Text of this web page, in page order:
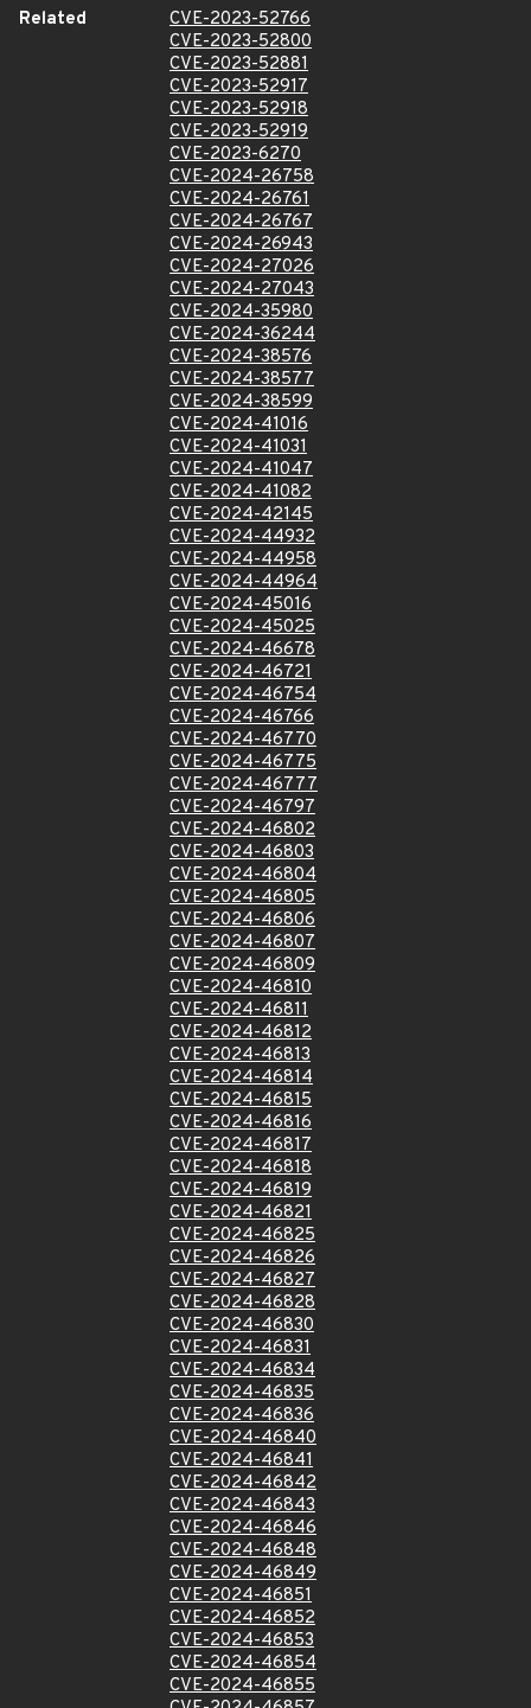
Related
CVE-2023-52766
CVE-2023-52800
CVE-2023-52881
CVE-2023-52917
CVE-2023-52918
CVE-2023-52919
CVE-2023-6270
CVE-2024-26758
CVE-2024-26761
CVE-2024-26767
CVE-2024-26943
CVE-2024-27026
CVE-2024-27043
CVE-2024-35980
CVE-2024-36244
CVE-2024-38576
CVE-2024-38577
CVE-2024-38599
CVE-2024-41016
CVE-2024-41031
CVE-2024-41047
CVE-2024-41082
CVE-2024-42145
CVE-2024-44932
CVE-2024-44958
CVE-2024-44964
CVE-2024-45016
CVE-2024-45025
CVE-2024-46678
CVE-2024-46721
CVE-2024-46754
CVE-2024-46766
CVE-2024-46770
CVE-2024-46775
CVE-2024-46777
CVE-2024-46797
CVE-2024-46802
CVE-2024-46803
CVE-2024-46804
CVE-2024-46805
CVE-2024-46806
CVE-2024-46807
CVE-2024-46809
CVE-2024-46810
CVE-2024-46811
CVE-2024-46812
CVE-2024-46813
CVE-2024-46814
CVE-2024-46815
CVE-2024-46816
CVE-2024-46817
CVE-2024-46818
CVE-2024-46819
CVE-2024-46821
CVE-2024-46825
CVE-2024-46826
CVE-2024-46827
CVE-2024-46828
CVE-2024-46830
CVE-2024-46831
CVE-2024-46834
CVE-2024-46835
CVE-2024-46836
CVE-2024-46840
CVE-2024-46841
CVE-2024-46842
CVE-2024-46843
CVE-2024-46846
CVE-2024-46848
CVE-2024-46849
CVE-2024-46851
CVE-2024-46852
CVE-2024-46853
CVE-2024-46854
CVE-2024-46855